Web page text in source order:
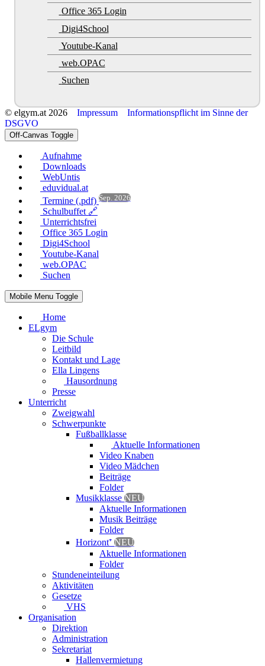
Office 365 Login
Digi4School
Youtube-Kanal
web.OPAC
Suchen
© elgym.at 2026 Impressum
Informationspflicht im Sinne der
DSGVO
Off-Canvas Toggle
Aufnahme
Downloads
WebUntis
eduvidual.at
Termine (.pdf) Sep. 2026
Schulbuffet 🔗
Unterrichtsfrei
Office 365 Login
Digi4School
Youtube-Kanal
web.OPAC
Suchen
Mobile Menu Toggle
Home
ELgym
Die Schule
Leitbild
Kontakt und Lage
Ella Lingens
Hausordnung
Presse
Unterricht
Zweigwahl
Schwerpunkte
Fußballklasse
Aktuelle Informationen
Video Knaben
Video Mädchen
Beiträge
Folder
Musikklasse NEU
Aktuelle Informationen
Musik Beiträge
Folder
Horizont⁺ NEU
Aktuelle Informationen
Folder
Stundeneinteilung
Aktivitäten
Gesetze
VHS
Organisation
Direktion
Administration
Sekretariat
Hallenvermietung